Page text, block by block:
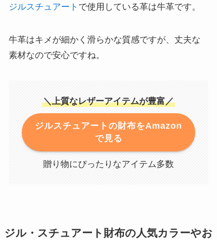
ジルスチュアート で使用している革は牛革です。
牛革はキメが細かく滑らかな質感ですが、丈夫な
素材なので安心ですね。
＼上質なレザーアイテムが豊富／
ジルスチュアートの財布をAmazon
で見る
贈り物にぴったりなアイテム多数
ジル・スチュアート財布の人気カラーやお